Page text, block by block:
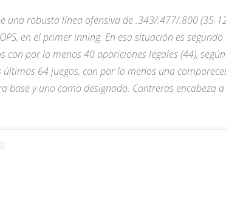
una robusta línea ofensiva de .343/.477/.800 (35-
en el primer inning. En esa situación es segundo
con por lo menos 40 apariciones legales (44),
últimos 64 juegos, con por lo menos una
base y uno como designado. Contreras encabeza